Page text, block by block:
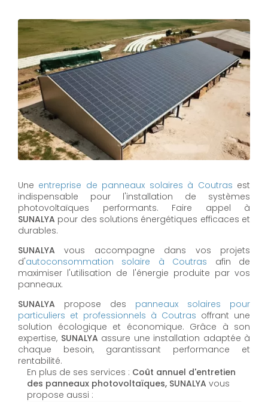
Une entreprise de panneaux solaires à Coutras est
indispensable pour l'installation de systèmes
photovoltaïques performants. Faire appel à
SUNALYA pour des solutions énergétiques efficaces et
durables.
SUNALYA vous accompagne dans vos projets
d'autoconsommation solaire à Coutras afin de
maximiser l'utilisation de l'énergie produite par vos
panneaux.
SUNALYA propose des panneaux solaires pour
particuliers et professionnels à Coutras offrant une
solution écologique et économique. Grâce à son
expertise, SUNALYA assure une installation adaptée à
chaque besoin, garantissant performance et
rentabilité.
En plus de ses services : Coût annuel d'entretien
des panneaux photovoltaïques, SUNALYA vous
propose aussi :